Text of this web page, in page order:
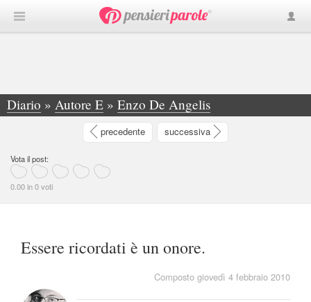
Diario » Autore E » Enzo De Angelis
»Essere ricordati è un onore. - Enzo De Angelis
precedente successiva
Vota il post:
0.00 in 0 voti
Essere ricordati è un onore.
Composto giovedì 4 febbraio 2010